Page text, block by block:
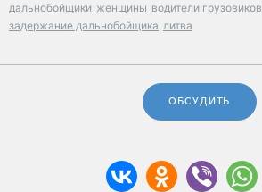
дальнобойщики женщины водители грузовиков
задержание дальнобойщика литва
ОБСУДИТЬ